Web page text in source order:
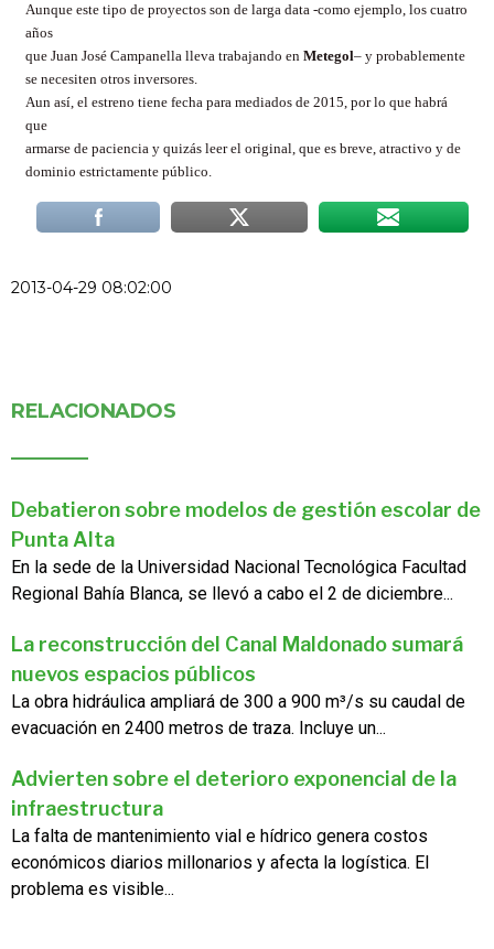
Aunque este tipo de proyectos son de larga data -como ejemplo, los cuatro
años
que Juan José Campanella lleva trabajando en Metegol– y probablemente
se necesiten otros inversores.
Aun así, el estreno tiene fecha para mediados de 2015, por lo que habrá
que
armarse de paciencia y quizás leer el original, que es breve, atractivo y de
dominio estrictamente público.
2013-04-29 08:02:00
RELACIONADOS
Debatieron sobre modelos de gestión escolar de
Punta Alta
En la sede de la Universidad Nacional Tecnológica Facultad
Regional Bahía Blanca, se llevó a cabo el 2 de diciembre...
La reconstrucción del Canal Maldonado sumará
nuevos espacios públicos
La obra hidráulica ampliará de 300 a 900 m³/s su caudal de
evacuación en 2400 metros de traza. Incluye un...
Advierten sobre el deterioro exponencial de la
infraestructura
La falta de mantenimiento vial e hídrico genera costos
económicos diarios millonarios y afecta la logística. El
problema es visible...